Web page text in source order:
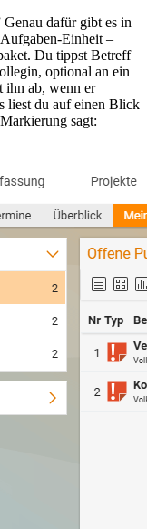
dafür gibt es in
Einheit –
Du tippst Betreff
optional an ein
ihn ab, wenn er
liest du auf einen Blick
sagt: